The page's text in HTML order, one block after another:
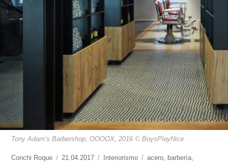
Tony Adam’s Barbershop, OOOOX, 2016 © BoysPlayNice
https://www.experimenta.es/author/conchi-
Conchi Roque
Publicado
21.04.2017 Categorías
Interiorismo Etiquetas
acero, barbería,